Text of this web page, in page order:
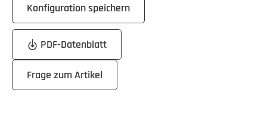
Konfiguration speichern
PDF-Datenblatt
Frage zum Artikel